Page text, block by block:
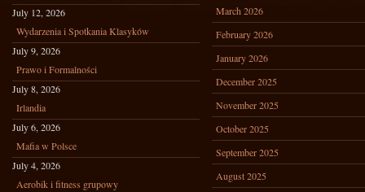
July 12, 2026
Wydarzenia i Spotkania Klasyków
July 9, 2026
Prawo i Formalności
July 8, 2026
Irlandia
July 6, 2026
Mafia w Polsce
July 4, 2026
Aerobik i fitness grupowy
March 2026
February 2026
January 2026
December 2025
November 2025
October 2025
September 2025
August 2025